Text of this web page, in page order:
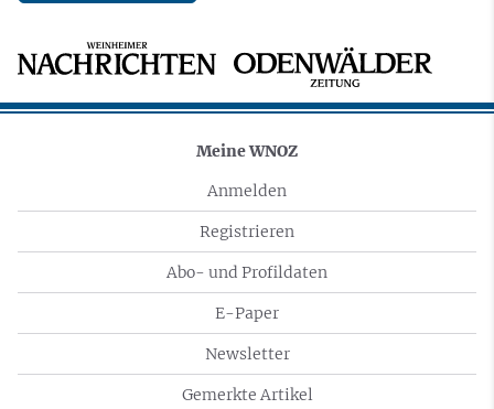
Meine WNOZ
Anmelden
Registrieren
Abo- und Profildaten
E-Paper
Newsletter
Gemerkte Artikel